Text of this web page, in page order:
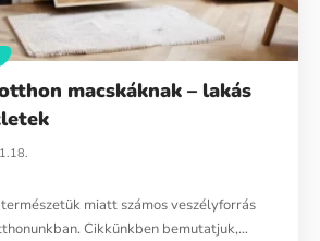
macskáknak – lakás
miatt számos veszélyforrás
Cikkünkben bemutatjuk,…